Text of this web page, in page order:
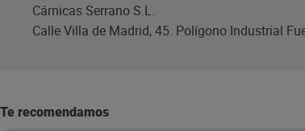
Cárnicas Serrano S.L.
Calle Villa de Madrid, 45. Polígono Industrial
Te recomendamos